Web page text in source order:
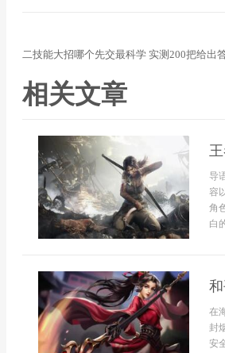
二技能大招哪个先交最科学 实测200把给出
相关文章
导
容
角
白
在
封
安